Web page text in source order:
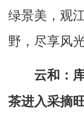
绿景美，观
野，尽享风
云和：库
茶进入采摘